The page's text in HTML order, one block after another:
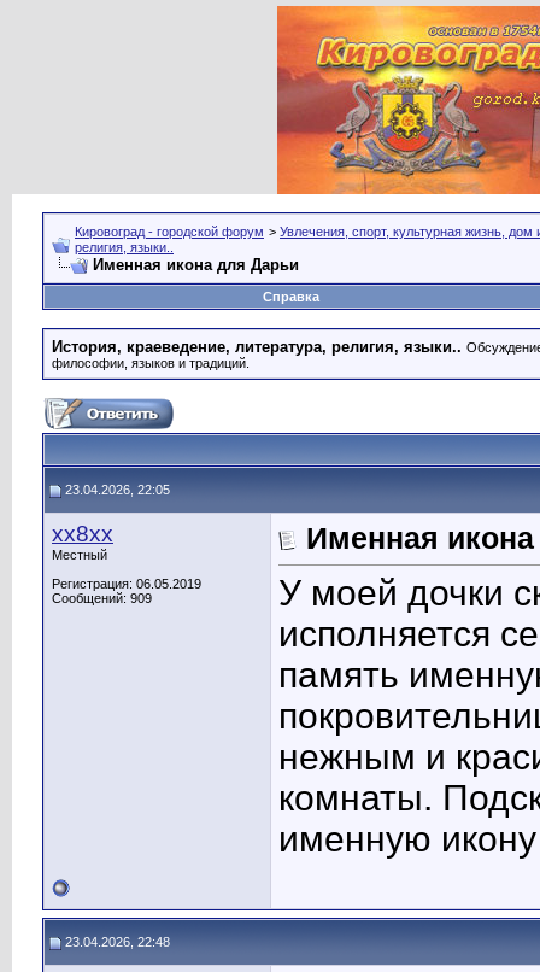
Кировоград - городской форум > Увлечения, спорт, культурная жизнь, дом
религия, языки..
Именная икона для Дарьи
Справка
История, краеведение, литература, религия, языки..
философии, языков и традиций.
23.04.2026, 22:05
хх8хх
Местный
Регистрация: 06.05.2019
Сообщений: 909
Именная
У моей дочки
исполняется
память
нежным и
комнаты.
именную
23.04.2026, 22:48